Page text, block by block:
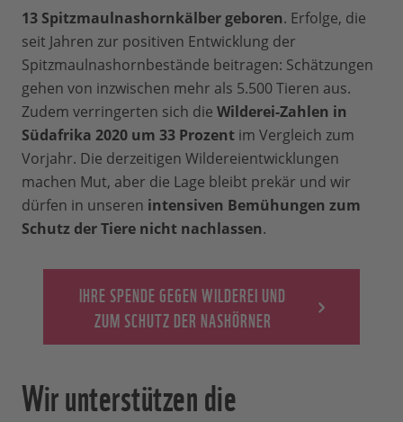
13 Spitzmaulnashornkälber geboren. Erfolge, die
seit Jahren zur positiven Entwicklung der
Spitzmaulnashornbestände beitragen: Schätzungen
gehen von inzwischen mehr als 5.500 Tieren aus.
Zudem verringerten sich die Wilderei-Zahlen in
Südafrika 2020 um 33 Prozent im Vergleich zum
Vorjahr. Die derzeitigen Wildereientwicklungen
machen Mut, aber die Lage bleibt prekär und wir
dürfen in unseren intensiven Bemühungen zum
Schutz der Tiere nicht nachlassen.
IHRE SPENDE GEGEN WILDEREI UND
ZUM SCHUTZ DER NASHÖRNER
Wir unterstützen die